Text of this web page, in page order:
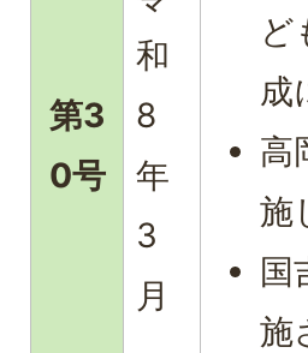
第3
0号
和
8
年
3
月
ど
成
高
施
国
施